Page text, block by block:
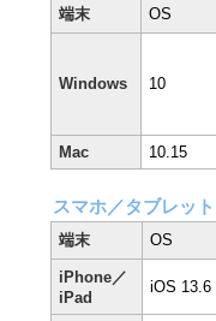
端末 OS
Windows 10
Mac
10.15
スマホ／タブレット
端末 OS
iPhone／
iPad
iOS 13.6